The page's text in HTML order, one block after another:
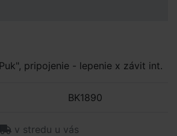
pripojenie - lepenie x závit int.
BK1890
v stredu u vás